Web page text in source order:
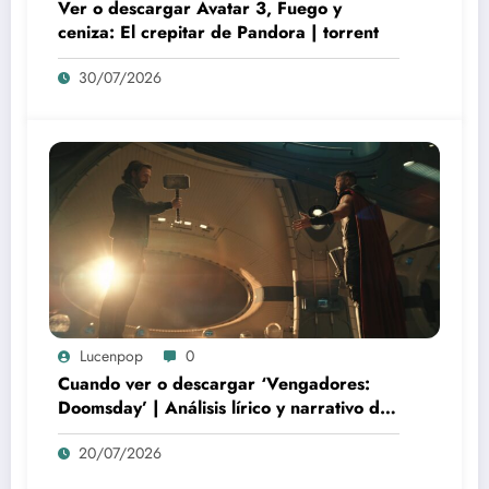
Ver o descargar Avatar 3, Fuego y
ceniza: El crepitar de Pandora | torrent
30/07/2026
Lucenpop 0
Cuando ver o descargar ‘Vengadores:
Doomsday’ | Análisis lírico y narrativo del
nuevo Vengadores: Doomsday
20/07/2026